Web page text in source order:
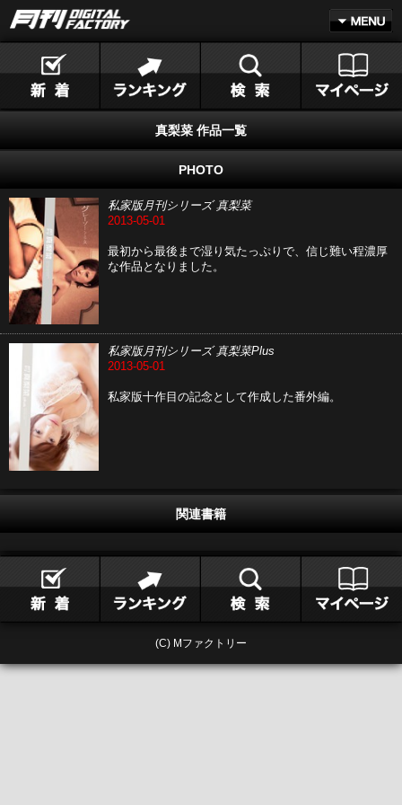
真梨菜 作品一覧
PHOTO
私家版月刊シリーズ 真梨菜
2013-05-01
最初から最後まで湿り気たっぷりで、信じ難い程濃厚
な作品となりました。
私家版月刊シリーズ 真梨菜Plus
2013-05-01
私家版十作目の記念として作成した番外編。
関連書籍
(C) Mファクトリー